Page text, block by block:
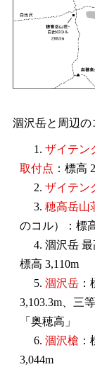
涸沢岳と周辺の
1. ザイテン
取付点 ：標高
2. ザイテン
3. 穂高岳山
のコル）：標
4. 涸沢岳 最
標高 3,110m
5. 涸沢岳
3,103.3m、三
「奥穂高」
6. 涸沢槍
3,044m